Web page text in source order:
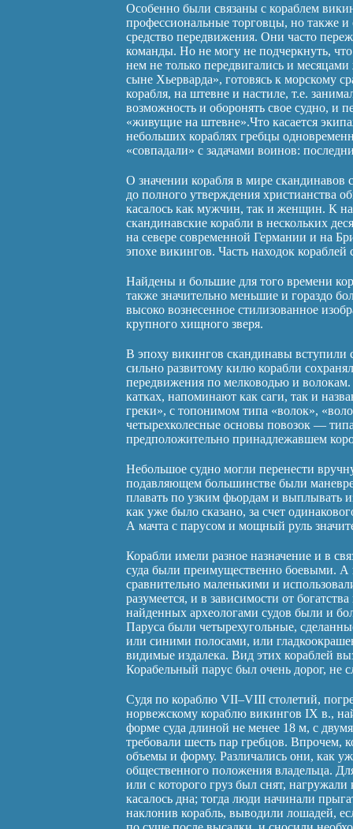
Особенно были связаны с кораблем
профессиональные торговцы, но также
средство передвижения. Они часто
команды. Но не могу не подчеркнуть,
нем не только передвигались и
сыне Хьерварда», готовясь к морскому
корабля, на штевне и настиле, т.е.
возможность и оборонять свое судно, и
«живущие на штевне».Что касается
небольших кораблях гребцы
«совпадали» с задачами воинов:
О значении корабля в мире скандинавов
до полного утверждения христианства
касалось как мужчин, так и женщин. К
скандинавские корабли в нескольких
на севере современной Германии и на
эпохе викингов. Часть находок
Найдены и большие для того времени
также значительно меньшие и гораздо
высоко вознесенное стилизованное
крупного хищного зверя.
В эпоху викингов скандинавы вступили
сильно развитому килю корабли
передвижения по мелководью и
катках, напоминают как саги, так и
греки», с топонимом типа «волок»,
четырехколесные основы повозок —
предположительно принадлежавшем
Небольшое судно могли перенести
подавляющем большинстве были
плавать по узким фьордам и выплывать
как уже было сказано, за счет
А мачта с парусом и мощный руль
Корабли имели разное назначение и в
суда были преимущественно боевыми.
сравнительно маленькими и
разумеется, и в зависимости от
найденных археологами судов были и
Паруса были четырехугольные,
или синими полосами, или
видимые издалека. Вид этих кораблей
Корабельный парус был очень дорог, не
Судя по кораблю VII–VIII столетий,
норвежскому кораблю викингов IX в.,
форме суда длиной не менее 18 м, с
требовали шесть пар гребцов. Впрочем,
объемы и форму. Различались они, как
общественного положения владельца.
или с которого груз был снят,
касалось дна; тогда люди начинали
наклонив корабль, выводили лошадей,